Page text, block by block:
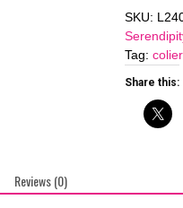
Sweet
-
Purple
quantity
SKU:
Tag:
Share this:
Reviews (0)